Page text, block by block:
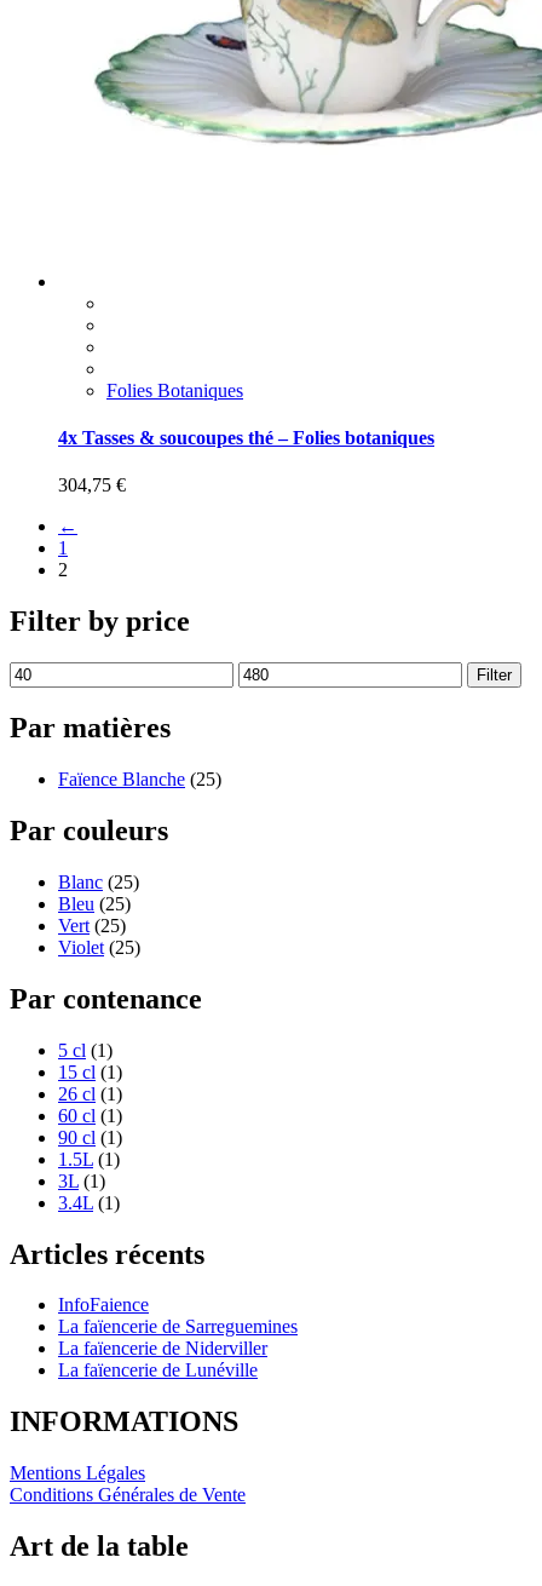
Folies Botaniques
4x Tasses & soucoupes thé – Folies botaniques
304,75 €
←
1
2
Filter by price
Filter
Par matières
Faïence Blanche (25)
Par couleurs
Blanc (25)
Bleu (25)
Vert (25)
Violet (25)
Par contenance
5 cl (1)
15 cl (1)
26 cl (1)
60 cl (1)
90 cl (1)
1.5L (1)
3L (1)
3.4L (1)
Articles récents
InfoFaience
La faïencerie de Sarreguemines
La faïencerie de Niderviller
La faïencerie de Lunéville
INFORMATIONS
Mentions Légales
Conditions Générales de Vente
Art de la table